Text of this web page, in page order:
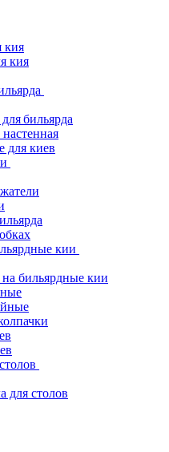
кия
кия
бильярда
для киев
кии
бильярдные кии
для столов